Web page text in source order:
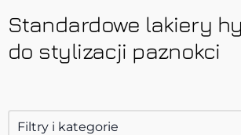
Standardowe lakiery
do stylizacji paznokci
Filtry i kategorie